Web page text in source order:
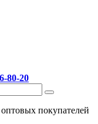
80-20
покупателей